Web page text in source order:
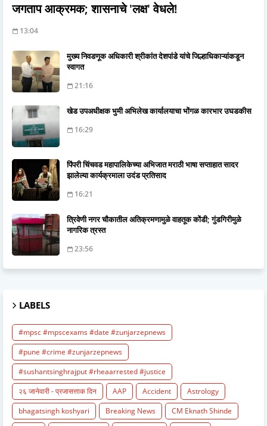
जगताप आक्रमक; शासनाचे 'लक्ष' वेधले!
13:04
मुख्य निवडणूक अधिकारी श्रीकांत देशपांडे यांचे जिल्हाधिकाऱ्यांकडून
स्वागत
21:16
खेड उपअधीक्षक भुमी अभिलेख कार्यालयाचा भोंगळ कारभार उघडकीस
16:29
पिंपरी चिंचवड महापालिकेच्या अभिजात मराठी भाषा सप्ताहात सादर
झालेल्या कार्यक्रमाला उदंड प्रतिसाद
16:21
त्रिवेणी नगर चौकातील अतिक्रमणामुळे वाहतूक कोंडी; गुंडगिरीमुळे
नागरिक त्रस्त
23:56
LABELS
#mpsc #mpscexams #date #zunjarzepnews
#pune #crime #zunjarzepnews
#sushantsinghrajput #rheaarrested #justice
२६ जानेवारी - प्रजासत्ताक दिन
AAP Accident
Astrology
bhagatsingh koshyari
Breaking News
CM Eknath Shinde